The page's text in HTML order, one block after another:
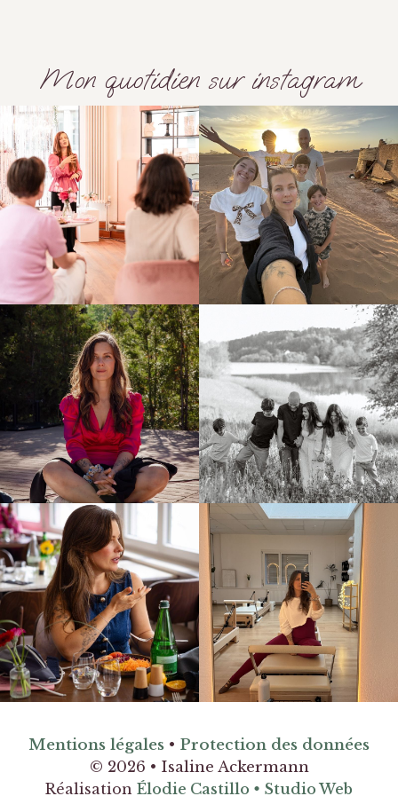
Mon quotidien sur instagram
Mentions légales • Protection des données
© 2026 • Isaline Ackermann
Réalisation Élodie Castillo • Studio Web